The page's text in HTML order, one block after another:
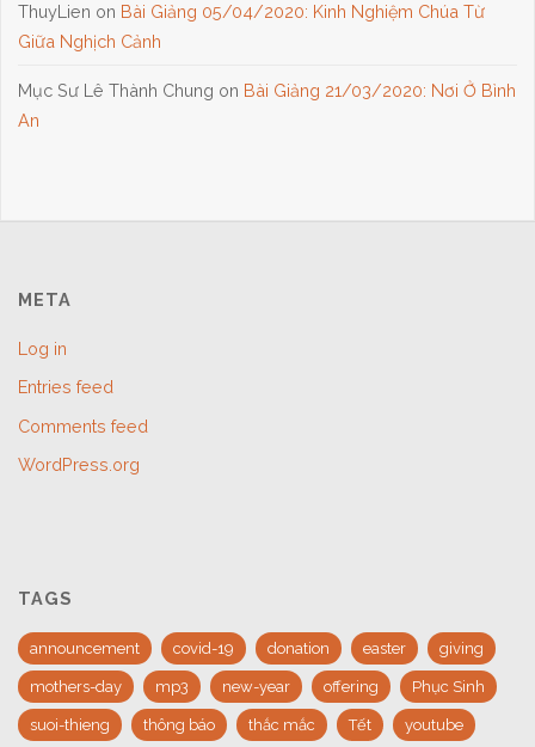
ThuyLien on Bài Giảng 05/04/2020: Kinh Nghiệm Chúa Từ
Giữa Nghịch Cảnh
Mục Sư Lê Thành Chung on Bài Giảng 21/03/2020: Nơi Ở Bình
An
META
Log in
Entries feed
Comments feed
WordPress.org
TAGS
announcement covid-19 donation easter giving
mothers-day mp3 new-year offering Phục Sinh
suoi-thieng thông báo thắc mắc Tết youtube